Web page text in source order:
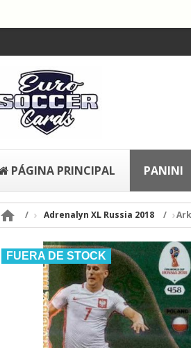
PÁGINA PRINCIPAL PANINI
 Adrenalyn XL Russia 2018
FUERA DE STOCK